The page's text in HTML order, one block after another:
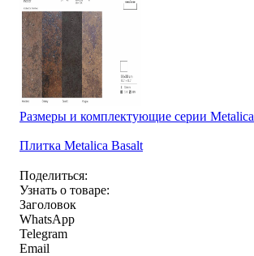
Размеры и комплектующие серии Metalica
Плитка Metalica Basalt
Поделиться:
Узнать о товаре:
Заголовок
WhatsApp
Telegram
Email